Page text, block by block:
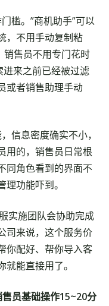
槛。”商机助手”可以
，不用手动复制粘
销售员不用专门花时
进来之前已经被过滤
或者销售助理手动
信息密度确实不小，
用的，销售员日常根
同角色看到的界面不
功能吓到。
实施团队会协助完成
司来说，这个服务价
你配好、帮你导入客
能直接用了。
员基础操作15~20分